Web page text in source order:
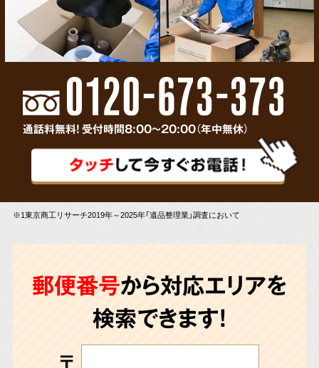
通話料無料! 受付時間8:00～20:00（年中無休）
※1東京商工リサーチ2019年～2025年「遺品整理業」調査において
郵便番号から対応エリアを
検索できます!
〒